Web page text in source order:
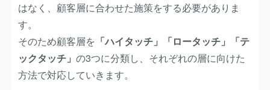
はなく、顧客層に合わせた施策をする必要がありま
す。
そのため顧客層を 「ハイタッチ」「ロータッチ」「テ
ックタッチ」 の3つに分類し、それぞれの層に向けた
方法で対応していきます。